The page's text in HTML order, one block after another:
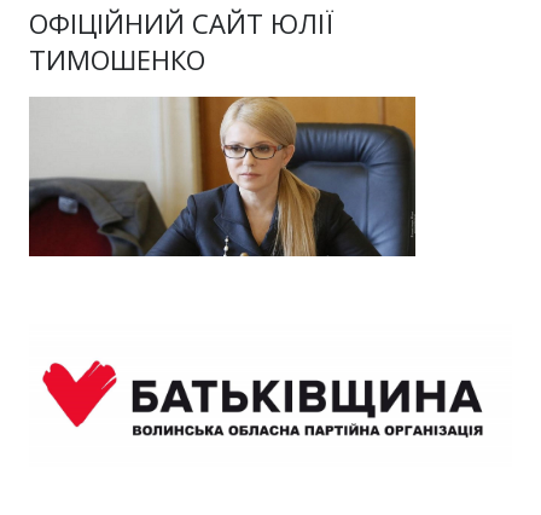
ОФІЦІЙНИЙ САЙТ ЮЛІЇ
ТИМОШЕНКО